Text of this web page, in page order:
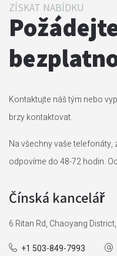
ZÍSKAT NABÍDKU
Kontaktujte náš tým nebo
brzy kontaktovat.
Na všechny vaše telefonáty,
odpovíme do 48-72 hodin.
Čínská kancelář
6 Ritan Rd, Chaoyang
+1 503-849-7993